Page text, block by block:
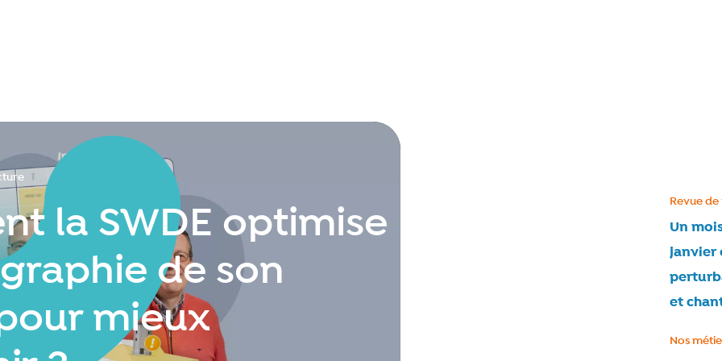
la SWDE optimise
de son
mieux
Un
janvier
et
Revue de
Nos